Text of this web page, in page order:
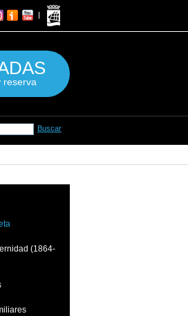
(1864-
reserva